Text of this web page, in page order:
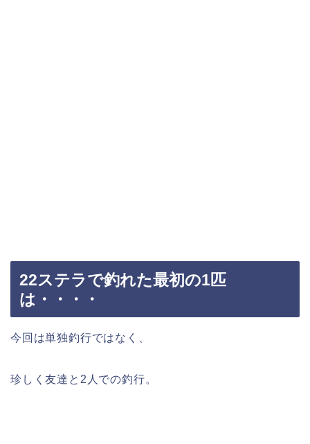
22ステラで釣れた最初の1匹
は・・・・
今回は単独釣行ではなく、
珍しく友達と2人での釣行。